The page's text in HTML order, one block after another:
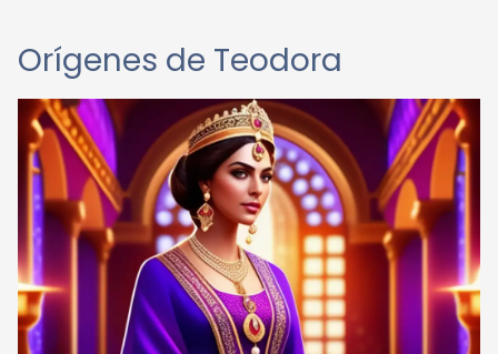
Orígenes de Teodora